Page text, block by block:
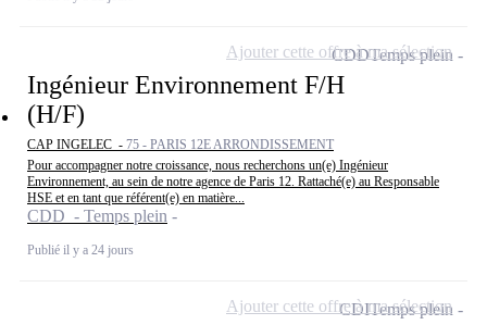
Ingénieur Environnement F/H
(H/F)
CAP INGELEC - 75 - PARIS 12E ARRONDISSEMENT
Pour accompagner notre croissance, nous recherchons un(e) Ingénieur
Environnement, au sein de notre agence de Paris 12. Rattaché(e) au Responsable
HSE et en tant que référent(e) en matière...
CDD - Temps plein
Publié il y a 24 jours
CDDTemps plein
Ajouter cette offre à ma sélection
CDITemps plein
Ajouter cette offre à ma sélection